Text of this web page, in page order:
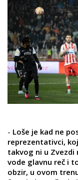
- Loše je kad ne
reprezentativci,
takvog ni u Zvezdi
vode glavnu reč i
obzir, u ovom